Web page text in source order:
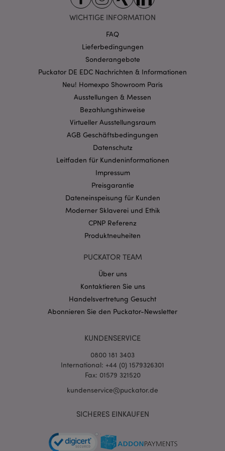
WICHTIGE INFORMATION
FAQ
Lieferbedingungen
Sonderangebote
Puckator DE EDC Nachrichten & Informationen
Neu! Homexpo Showroom Paris
Ausstellungen & Messen
Bezahlungshinweise
Virtueller Ausstellungsraum
AGB Geschäftsbedingungen
Datenschutz
Leitfaden für Kundeninformationen
Impressum
Preisgarantie
Dateneinspeisung für Kunden
Moderner Sklaverei und Ethik
CPNP Referenz
Produktneuheiten
PUCKATOR TEAM
Über uns
Kontaktieren Sie uns
Handelsvertretung Gesucht
Abonnieren Sie den Puckator-Newsletter
KUNDENSERVICE
0800 181 3403
International: +44 (0) 1579326301
Fax: 01579 321520
kundenservice@puckator.de
SICHERES EINKAUFEN
mage-cache-storage-section-
invalidation
Adobe Inc.
www.puckator.de
PHPSESSID
.www.puckator.de
mage-cache-sessid
www.puckator.de
Datenschutzbestimmungen von Google